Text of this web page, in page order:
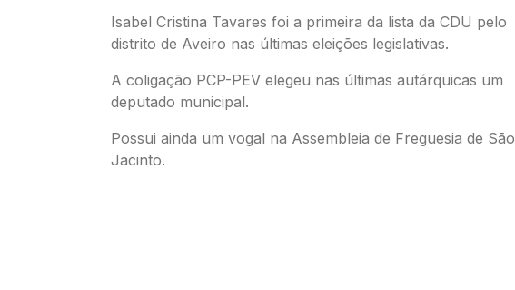
Isabel Cristina Tavares foi a primeira da lista da CDU pelo
distrito de Aveiro nas últimas eleições legislativas.
A coligação PCP-PEV elegeu nas últimas autárquicas um
deputado municipal.
Possui ainda um vogal na Assembleia de Freguesia de São
Jacinto.